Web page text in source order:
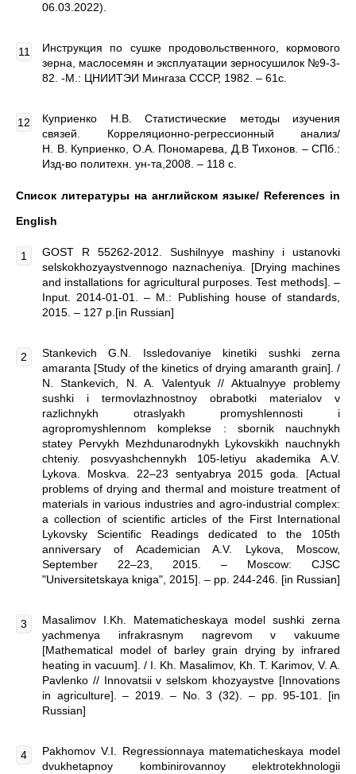
06.03.2022).
Инструкция по сушке продовольственного, кормового
зерна, маслосемян и эксплуатации зерносушилок №9-3-
82. -М.: ЦНИИТЭИ Мингаза СССР, 1982. – 61с.
Куприенко Н.В. Статистические методы изучения
связей. Корреляционно-регрессионный анализ/
Н. В. Куприенко, О.А. Пономарева, Д.В Тихонов. – СПб.:
Изд-во политехн. ун-та,2008. – 118 с.
Список литературы на английском языке/ References in
English
GOST R 55262-2012. Sushilnyye mashiny i ustanovki
selskokhozyaystvennogo naznacheniya. [Drying machines
and installations for agricultural purposes. Test methods]. –
Input. 2014-01-01. – M.: Publishing house of standards,
2015. – 127 p.[in Russian]
Stankevich G.N. Issledovaniye kinetiki sushki zerna
amaranta [Study of the kinetics of drying amaranth grain]. /
N. Stankevich, N. A. Valentyuk // Aktualnyye problemy
sushki i termovlazhnostnoy obrabotki materialov v
razlichnykh otraslyakh promyshlennosti i
agropromyshlennom komplekse : sbornik nauchnykh
statey Pervykh Mezhdunarodnykh Lykovskikh nauchnykh
chteniy. posvyashchennykh 105-letiyu akademika A.V.
Lykova. Moskva. 22–23 sentyabrya 2015 goda. [Actual
problems of drying and thermal and moisture treatment of
materials in various industries and agro-industrial complex:
a collection of scientific articles of the First International
Lykovsky Scientific Readings dedicated to the 105th
anniversary of Academician A.V. Lykova, Moscow,
September 22–23, 2015. – Moscow: CJSC
"Universitetskaya kniga", 2015]. – pp. 244-246. [in Russian]
Masalimov I.Kh. Matematicheskaya model sushki zerna
yachmenya infrakrasnym nagrevom v vakuume
[Mathematical model of barley grain drying by infrared
heating in vacuum]. / I. Kh. Masalimov, Kh. T. Karimov, V. A.
Pavlenko // Innovatsii v selskom khozyaystve [Innovations
in agriculture]. – 2019. – No. 3 (32). – pp. 95-101. [in
Russian]
Pakhomov V.I. Regressionnaya matematicheskaya model
dvukhetapnoy kombinirovannoy elektrotekhnologii